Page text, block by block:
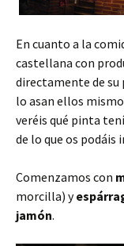
En cuanto a la
castellana con
directamente de su
lo asan ellos
veréis qué pinta
de lo que os podáis
Comenzamos con
morcilla) y
jamón.